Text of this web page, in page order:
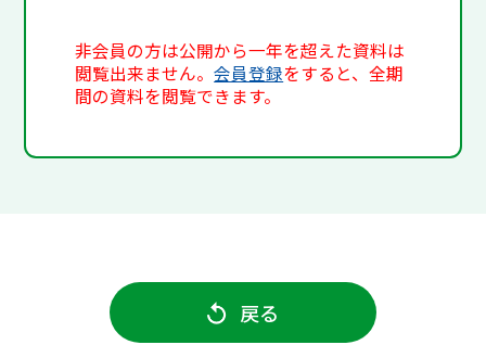
非会員の方は公開から一年を超えた資料は
閲覧出来ません。会員登録をすると、全期
間の資料を閲覧できます。
戻る